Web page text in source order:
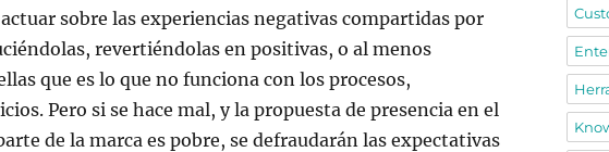
actuar sobre las experiencias negativas compartidas por
revertiéndolas en positivas, o al menos
que es lo que no funciona con los procesos,
Pero si se hace mal, y la propuesta de presencia en el
de la marca es pobre, se defraudarán las expectativas